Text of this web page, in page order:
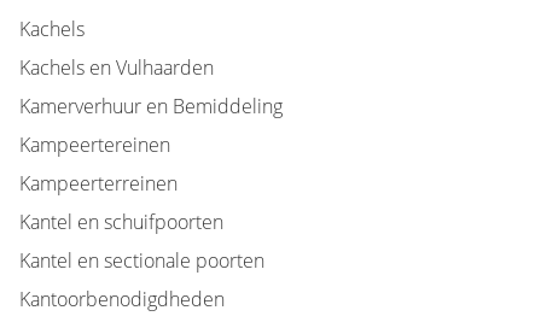
Kachels
Kachels en Vulhaarden
Kamerverhuur en Bemiddeling
Kampeertereinen
Kampeerterreinen
Kantel en schuifpoorten
Kantel en sectionale poorten
Kantoorbenodigdheden